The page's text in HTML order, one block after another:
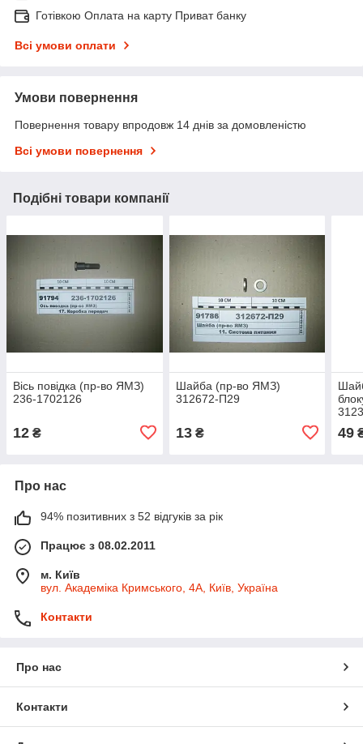
Готівкою Оплата на карту Приват банку
Всі умови оплати
Умови повернення
Повернення товару впродовж 14 днів за домовленістю
Всі умови повернення
Подібні товари компанії
Вісь повідка (пр-во ЯМЗ)
236-1702126
12 ₴
Шайба (пр-во ЯМЗ)
312672-П29
13₴ 49
Про нас
94% позитивних з 52 відгуків за рік
Працює з 08.02.2011
м. Київ
вул. Академіка Кримського, 4А, Київ, Україна
Контакти
Про нас
Контакти